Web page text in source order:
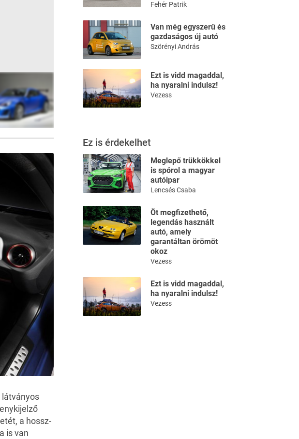
látványos
a hossz-
is van
Fehér Patrik
Van még egyszerű és
gazdaságos új autó
Szörényi András
Ezt is vidd magaddal,
ha nyaralni indulsz!
Vezess
Ez is érdekelhet
Meglepő trükkökkel
is spórol a magyar
autóipar
Lencsés Csaba
Öt megfizethető,
legendás használt
autó, amely
garantáltan örömöt
okoz
Vezess
Ezt is vidd magaddal,
ha nyaralni indulsz!
Vezess